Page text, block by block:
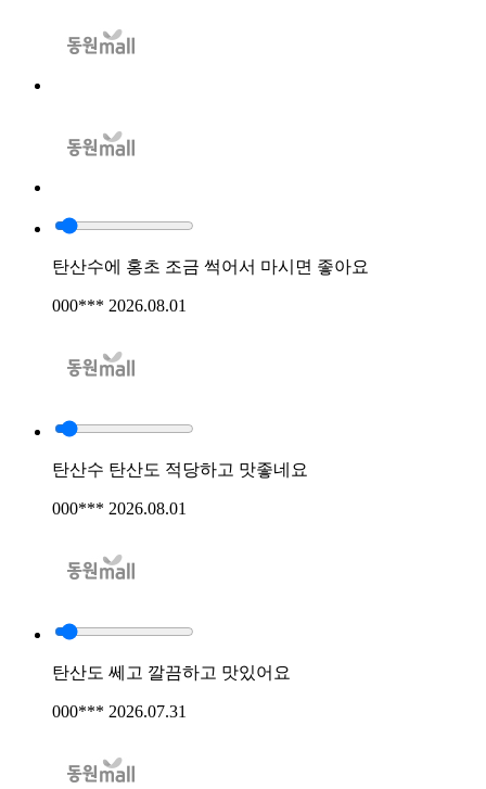
탄산수에 홍초 조금 썩어서 마시면 좋아요
000*** 2026.08.01
탄산수 탄산도 적당하고 맛좋네요
000*** 2026.08.01
탄산도 쎄고 깔끔하고 맛있어요
000*** 2026.07.31